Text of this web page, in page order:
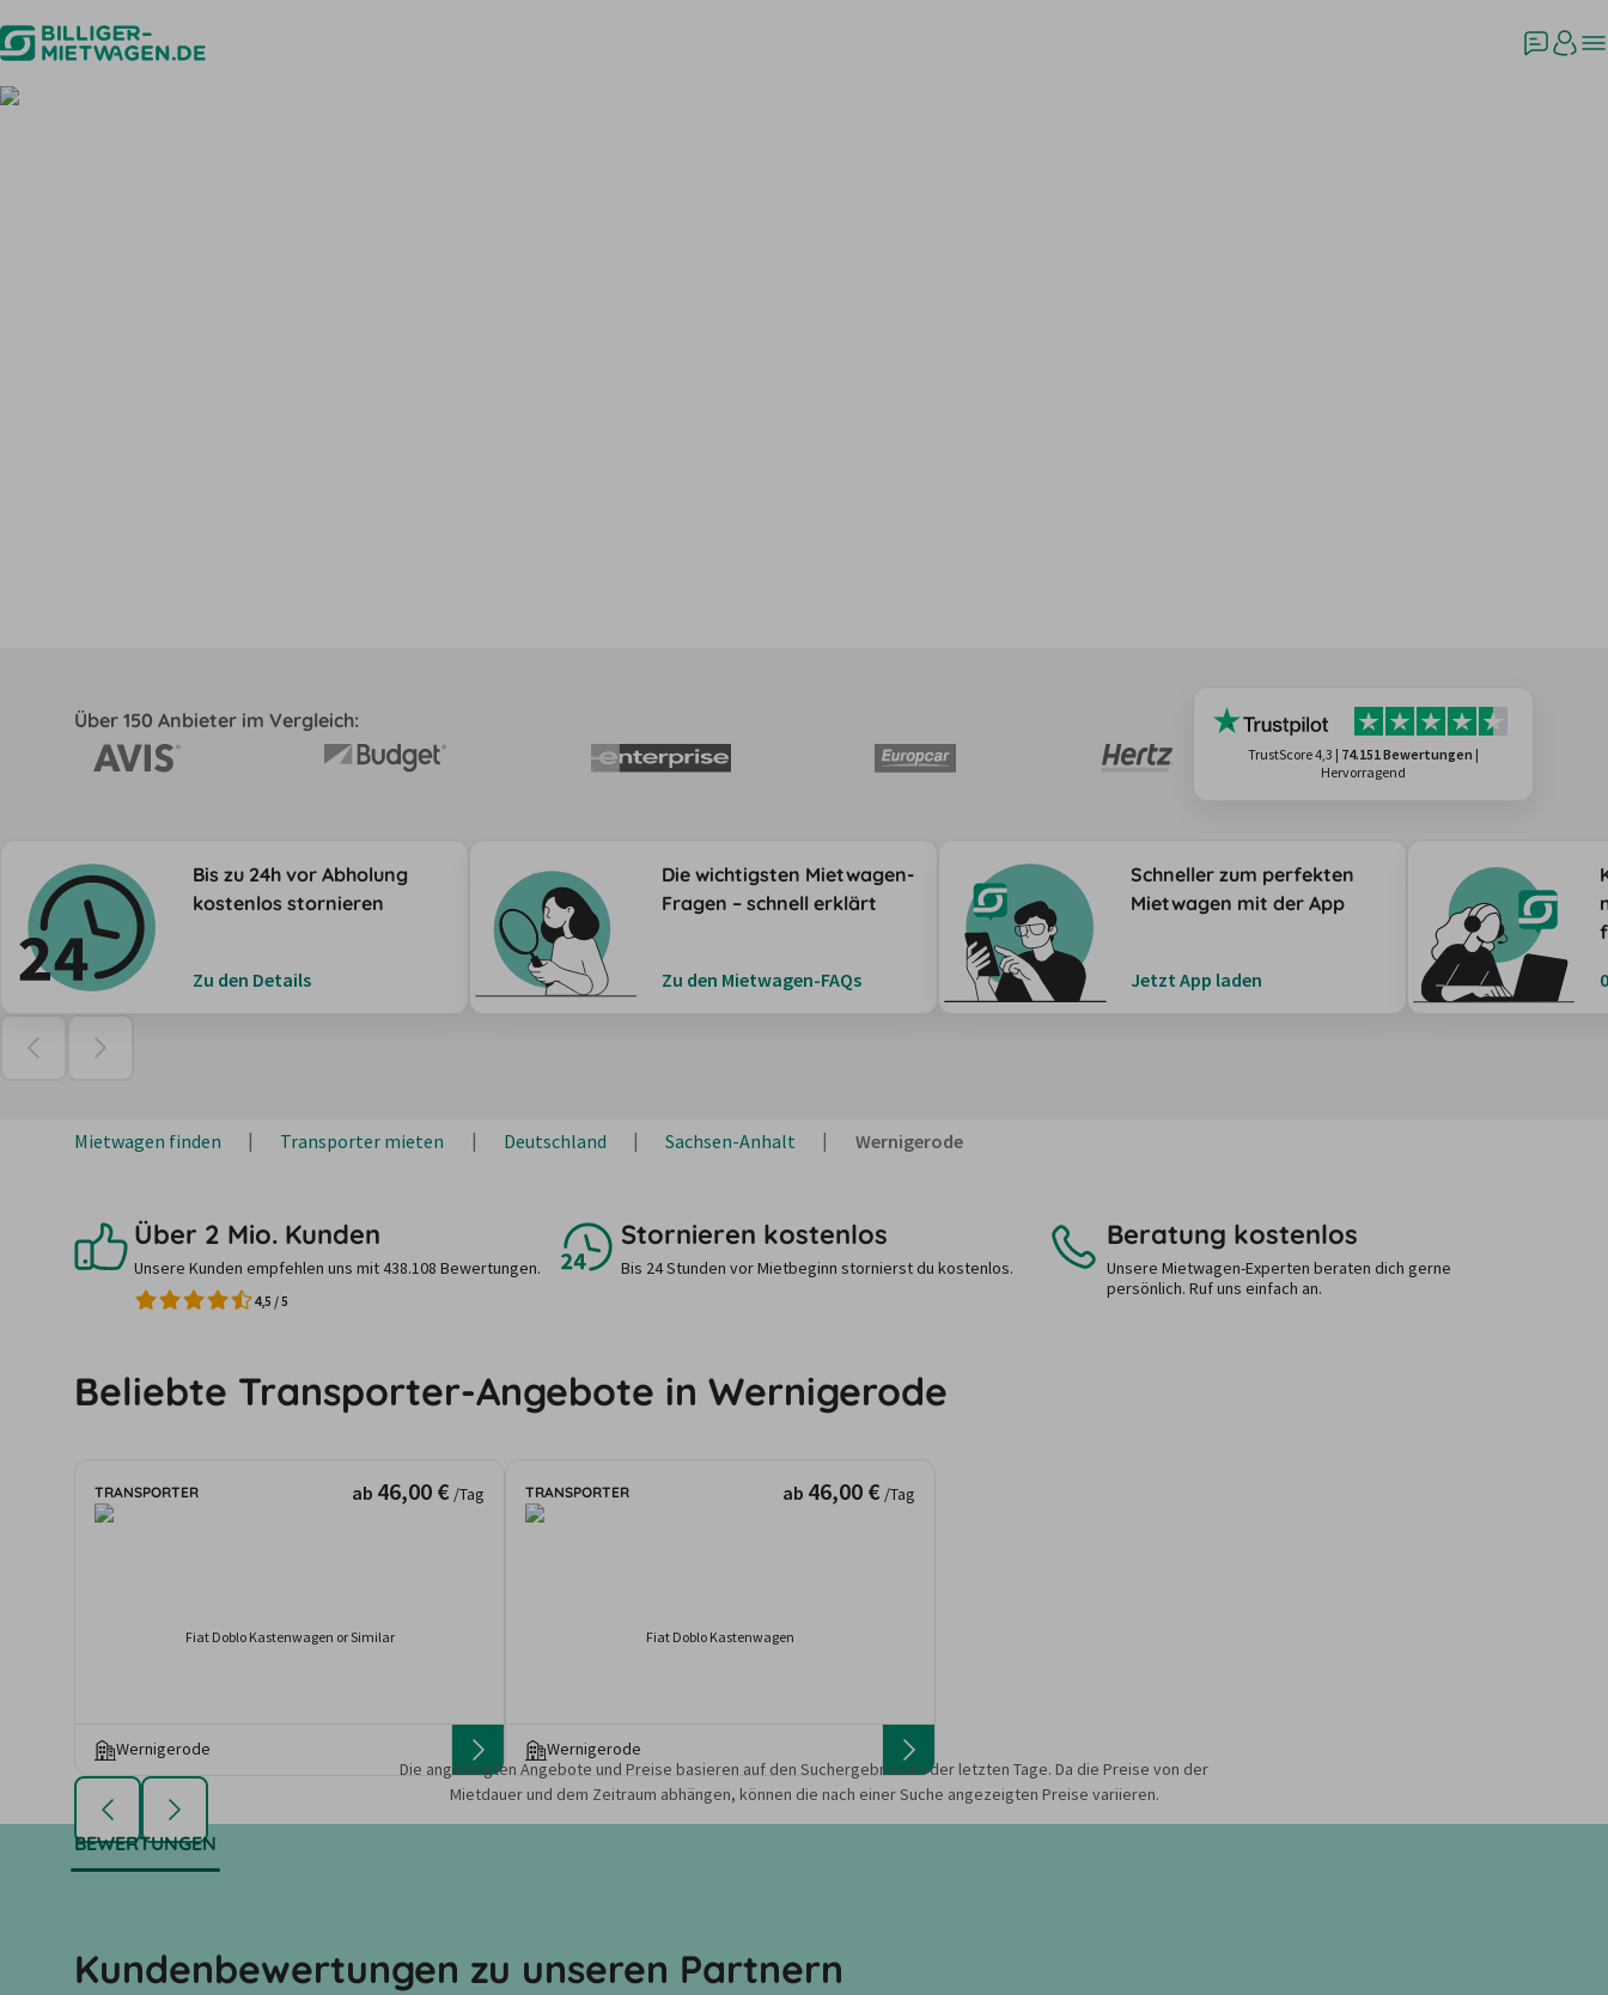
Über 150 Anbieter im Vergleich:
TrustScore 4,3 | 74.151 Bewertungen |
Hervorragend
Bis zu 24h vor Abholung
kostenlos stornieren
Zu den Details
Die wichtigsten Mietwagen-
Fragen – schnell erklärt
Zu den Mietwagen-FAQs
Schneller zum perfekten
Mietwagen mit der App
Jetzt App laden
Mietwagen finden Transporter mieten Deutschland Sachsen-Anhalt Wernigerode
Über 2 Mio. Kunden
Unsere Kunden empfehlen uns mit 438.108 Bewertungen.
4,5 /5
Stornieren kostenlos
Bis 24 Stunden vor Mietbeginn stornierst du kostenlos.
Beratung kostenlos
Unsere Mietwagen-Experten beraten dich gerne
persönlich. Ruf uns einfach an.
Beliebte Transporter-Angebote in Wernigerode
TRANSPORTER ab 46,00 € /Tag
Fiat Doblo Kastenwagen or Similar
Wernigerode
TRANSPORTER ab 46,00 € /Tag
Fiat Doblo Kastenwagen
Wernigerode
Die angezeigten Angebote und Preise basieren auf den Suchergebnissen der letzten Tage. Da die Preise von der
Mietdauer und dem Zeitraum abhängen, können die nach einer Suche angezeigten Preise variieren.
BEWERTUNGEN
Kundenbewertungen zu unseren Partnern